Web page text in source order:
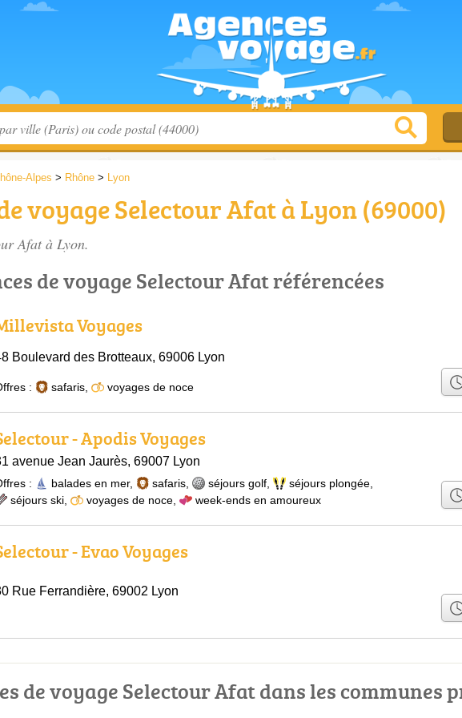
Alpes > Rhône > Lyon
voyage Selectour Afat à Lyon (69000)
Afat à Lyon.
de voyage Selectour Afat référencées
Voyages
Boulevard des Brotteaux, 69006 Lyon
: safaris voyages de noce
- Apodis Voyages
avenue Jean Jaurès, 69007 Lyon
: balades en mer, safaris séjours golf séjours plongée
séjours ski
voyages de noce week-ends en amoureux
- Evao Voyages
Rue Ferrandière, 69002 Lyon
de voyage Selectour Afat dans les communes